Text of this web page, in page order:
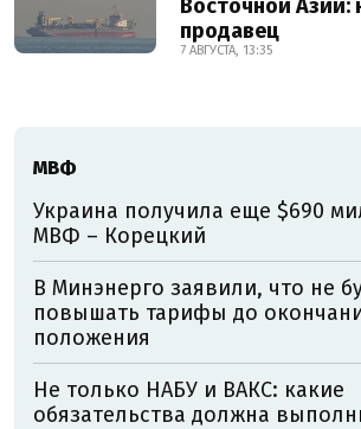
Восточной Азии:
продавец
7 АВГУСТА, 13:35
МВФ
Украина получила еще $690
МВФ – Корецкий
В Минэнерго заявили, что не
повышать тарифы до
положения
Не только НАБУ и ВАКС: какие
обязательства должна